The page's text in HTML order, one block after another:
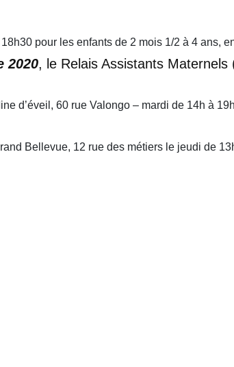
pour les enfants de 2 mois 1/2 à 4 ans,
2020, le Relais Assistants
d’éveil, 60 rue Valongo – mardi de 14h à 19h
Bellevue, 12 rue des métiers le jeudi de